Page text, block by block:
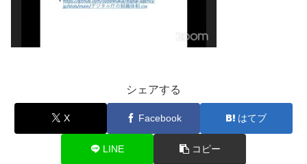
シェアする
X Facebook はてブ
LINE コピー